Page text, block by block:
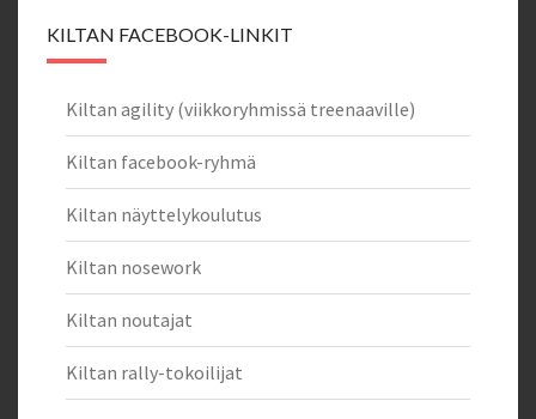
KILTAN FACEBOOK-LINKIT
Kiltan agility (viikkoryhmissä treenaaville)
Kiltan facebook-ryhmä
Kiltan näyttelykoulutus
Kiltan nosework
Kiltan noutajat
Kiltan rally-tokoilijat